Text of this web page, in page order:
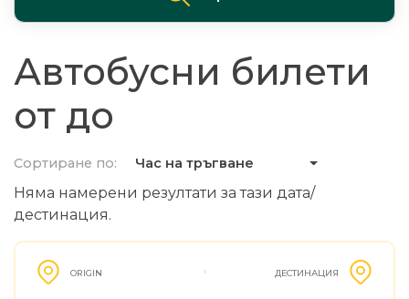
Автобусни билети
от до
Сортиране по: Час на тръгване
Няма намерени резултати за тази дата/
дестинация.
ORIGIN ДЕСТИНАЦИЯ